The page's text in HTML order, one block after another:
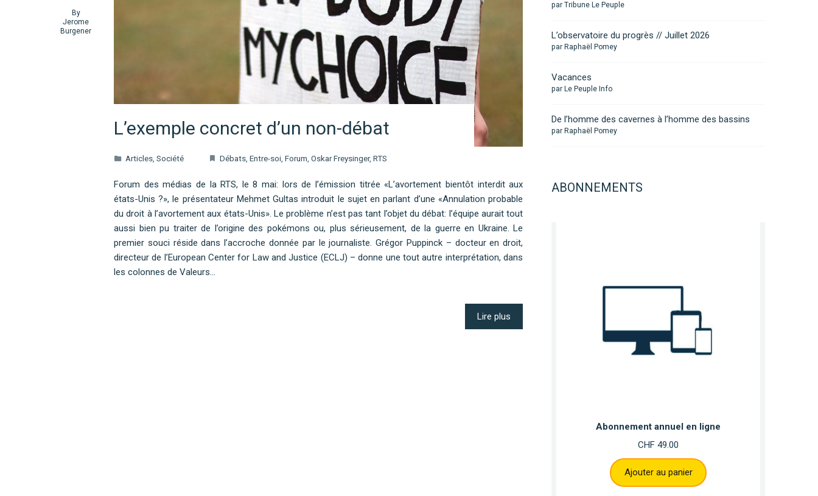
By
Jerome
Burgener
L’exemple concret d’un non-débat
Articles Société Débats Entre-soi Forum Oskar Freysinger, RTS
Forum des médias de la RTS, le 8 mai: lors de l’émission titrée «L’avortement bientôt interdit aux
états-Unis ?», le présentateur Mehmet Gultas introduit le sujet en parlant d’une «Annulation probable
du droit à l’avortement aux états-Unis». Le problème n’est pas tant l’objet du débat: l’équipe aurait tout
aussi bien pu traiter de l’origine des pokémons ou, plus sérieusement, de la guerre en Ukraine. Le
premier souci réside dans l’accroche donnée par le journaliste. Grégor Puppinck – docteur en droit,
directeur de l’European Center for Law and Justice (ECLJ) – donne une tout autre interprétation, dans
les colonnes de Valeurs…
Lire plus
par Tribune Le Peuple
L’observatoire du progrès // Juillet 2026
par Raphaël Pomey
Vacances
par Le Peuple Info
De l’homme des cavernes à l’homme des bassins
par Raphaël Pomey
ABONNEMENTS
Abonnement annuel en ligne
CHF 49.00
Ajouter au panier